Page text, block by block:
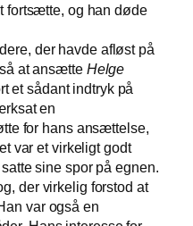
fortsætte, og han døde
der havde afløst på
at ansætte Helge
et sådant indtryk på
en
for hans ansættelse,
var et virkeligt godt
sine spor på egnen.
der virkelig forstod at
var også en